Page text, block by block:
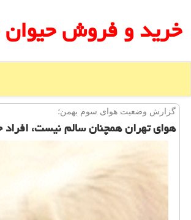
خرید و فروش حیوان
گزارش وضعیت هوای سوم بهمن؛
هوای تهران همچنان سالم نیست،